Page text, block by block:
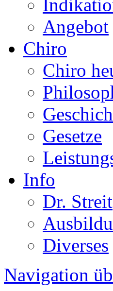
Angebot
Chiro
Chiro
Gesetze
Info
Dr. Streit
Diverses
Navigation